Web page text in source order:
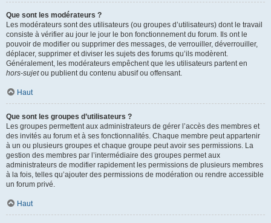
Que sont les modérateurs ?
Les modérateurs sont des utilisateurs (ou groupes d’utilisateurs) dont le travail
consiste à vérifier au jour le jour le bon fonctionnement du forum. Ils ont le
pouvoir de modifier ou supprimer des messages, de verrouiller, déverrouiller,
déplacer, supprimer et diviser les sujets des forums qu’ils modèrent.
Généralement, les modérateurs empêchent que les utilisateurs partent en
hors-sujetou publient du contenu abusif ou offensant.
Haut
Que sont les groupes d’utilisateurs ?
Les groupes permettent aux administrateurs de gérer l’accès des membres et
des invités au forum et à ses fonctionnalités. Chaque membre peut appartenir
à un ou plusieurs groupes et chaque groupe peut avoir ses permissions. La
gestion des membres par l’intermédiaire des groupes permet aux
administrateurs de modifier rapidement les permissions de plusieurs membres
à la fois, telles qu’ajouter des permissions de modération ou rendre accessible
un forum privé.
Haut